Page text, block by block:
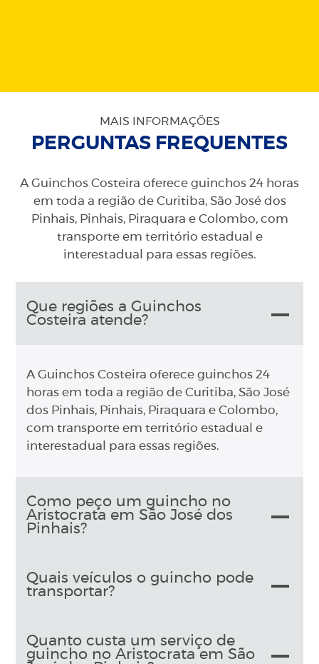
MAIS INFORMAÇÕES
PERGUNTAS FREQUENTES
A Guinchos Costeira oferece guinchos 24 horas
em toda a região de Curitiba, São José dos
Pinhais, Pinhais, Piraquara e Colombo, com
transporte em território estadual e
interestadual para essas regiões.
Que regiões a Guinchos
Costeira atende?
A Guinchos Costeira oferece guinchos 24
horas em toda a região de Curitiba, São José
dos Pinhais, Pinhais, Piraquara e Colombo,
com transporte em território estadual e
interestadual para essas regiões.
Como peço um guincho no
Aristocrata em São José dos
Pinhais?
Quais veículos o guincho pode
transportar?
Quanto custa um serviço de
guincho no Aristocrata em São